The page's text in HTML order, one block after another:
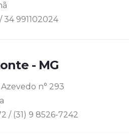
34 991102024
- MG
n° 293
/ (31) 9 8526-7242